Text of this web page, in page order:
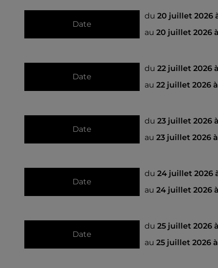
Date
du20 juillet 2026
au20 juillet 2026
Date
du22 juillet 2026
au22 juillet 2026
Date
du23 juillet 2026
au23 juillet 2026
Date
du24 juillet 2026
au24 juillet 2026
Date
du25 juillet 2026
au25 juillet 2026